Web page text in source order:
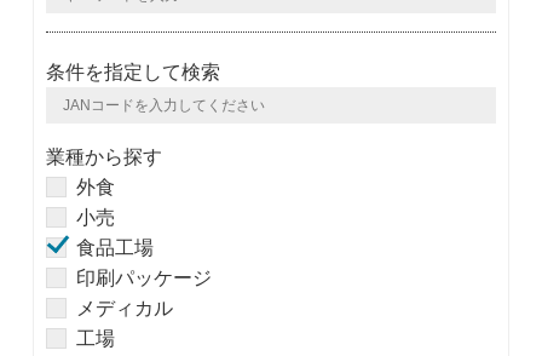
条件を指定して検索
業種から探す
外食
小売
食品工場
印刷パッケージ
メディカル
工場